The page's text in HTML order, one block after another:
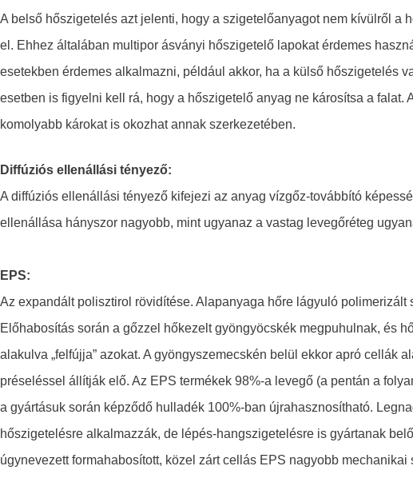
A belső hőszigetelés azt jelenti, hogy a szigetelőanyagot nem kívülről a
el. Ehhez általában multipor ásványi hőszigetelő lapokat érdemes
esetekben érdemes alkalmazni, például akkor, ha a külső hőszigetelés
esetben is figyelni kell rá, hogy a hőszigetelő anyag ne károsítsa a falat.
komolyabb károkat is okozhat annak szerkezetében.
Diffúziós ellenállási tényező:
A diffúziós ellenállási tényező kifejezi az anyag vízgőz-továbbító
ellenállása hányszor nagyobb, mint ugyanaz a vastag levegőréteg
EPS:
Az expandált polisztirol rövidítése. Alapanyaga hőre lágyuló
Előhabosítás során a gőzzel hőkezelt gyöngyöcskék megpuhulnak, és
alakulva „felfújja” azokat. A gyöngyszemecskén belül ekkor apró cellák
préseléssel állítják elő. Az EPS termékek 98%-a levegő (a pentán a
a gyártásuk során képződő hulladék 100%-ban újrahasznosítható.
hőszigetelésre alkalmazzák, de lépés-hangszigetelésre is gyártanak
úgynevezett formahabosított, közel zárt cellás EPS nagyobb